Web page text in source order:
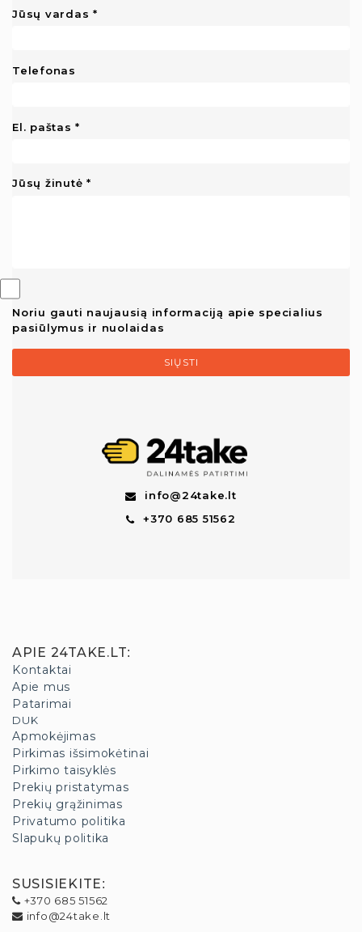
Jūsų vardas
Telefonas
El. paštas
Jūsų žinutė
Noriu gauti naujausią informaciją apie specialius
pasiūlymus ir nuolaidas
SIŲSTI
info@24take.lt
+370 685 51562
APIE 24TAKE.LT:
Kontaktai
Apie mus
Patarimai
DUK
Apmokėjimas
Pirkimas išsimokėtinai
Pirkimo taisyklės
Prekių pristatymas
Prekių grąžinimas
Privatumo politika
Slapukų politika
SUSISIEKITE:
+370 685 51562
info@24take.lt